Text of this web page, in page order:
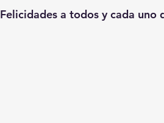
Felicidades a todos y cada uno